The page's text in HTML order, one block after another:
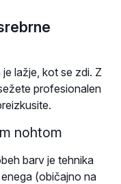
lažje, kot se zdi. Z
profesionalen
nohtom
barv je tehnika
(običajno na